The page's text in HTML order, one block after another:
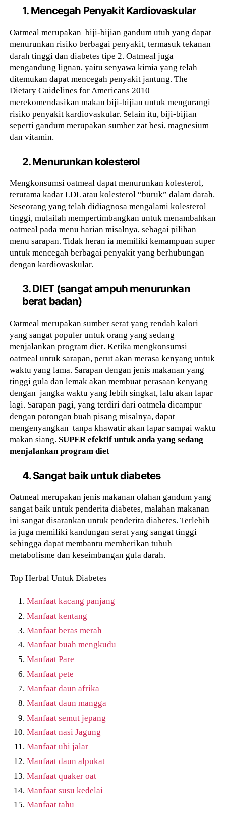
1. Mencegah Penyakit Kardiovaskular
Oatmeal merupakan biji-bijian gandum utuh yang dapat
menurunkan risiko berbagai penyakit, termasuk tekanan
darah tinggi dan diabetes tipe 2. Oatmeal juga
mengandung lignan, yaitu senyawa kimia yang telah
ditemukan dapat mencegah penyakit jantung. The
Dietary Guidelines for Americans 2010
merekomendasikan makan biji-bijian untuk mengurangi
risiko penyakit kardiovaskular. Selain itu, biji-bijian
seperti gandum merupakan sumber zat besi, magnesium
dan vitamin.
2. Menurunkan kolesterol
Mengkonsumsi oatmeal dapat menurunkan kolesterol,
terutama kadar LDL atau kolesterol “buruk” dalam darah.
Seseorang yang telah didiagnosa mengalami kolesterol
tinggi, mulailah mempertimbangkan untuk menambahkan
oatmeal pada menu harian misalnya, sebagai pilihan
menu sarapan. Tidak heran ia memiliki kemampuan super
untuk mencegah berbagai penyakit yang berhubungan
dengan kardiovaskular.
3. DIET (sangat ampuh menurunkan
berat badan)
Oatmeal merupakan sumber serat yang rendah kalori
yang sangat populer untuk orang yang sedang
menjalankan program diet. Ketika mengkonsumsi
oatmeal untuk sarapan, perut akan merasa kenyang untuk
waktu yang lama. Sarapan dengan jenis makanan yang
tinggi gula dan lemak akan membuat perasaan kenyang
dengan jangka waktu yang lebih singkat, lalu akan lapar
lagi. Sarapan pagi, yang terdiri dari oatmela dicampur
dengan potongan buah pisang misalnya, dapat
mengenyangkan tanpa khawatir akan lapar sampai waktu
makan siang.SUPER efektif untuk anda yang sedang
menjalankan program diet
4. Sangat baik untuk diabetes
Oatmeal merupakan jenis makanan olahan gandum yang
sangat baik untuk penderita diabetes, malahan makanan
ini sangat disarankan untuk penderita diabetes. Terlebih
ia juga memiliki kandungan serat yang sangat tinggi
sehingga dapat membantu memberikan tubuh
metabolisme dan keseimbangan gula darah.
Top Herbal Untuk Diabetes
Manfaat kacang panjang
Manfaat kentang
Manfaat beras merah
Manfaat buah mengkudu
Manfaat Pare
Manfaat pete
Manfaat daun afrika
Manfaat daun mangga
Manfaat semut jepang
Manfaat nasi Jagung
Manfaat ubi jalar
Manfaat daun alpukat
Manfaat quaker oat
Manfaat susu kedelai
Manfaat tahu